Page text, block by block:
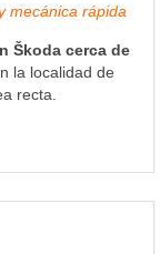
mecánica rápida
Škoda cerca de
la localidad de
recta.